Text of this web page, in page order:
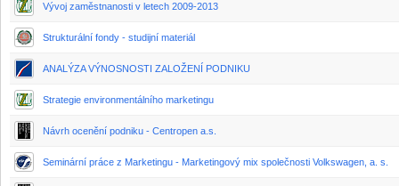
Vývoj zaměstnanosti v letech 2009-2013
Strukturální fondy - studijní materiál
ANALÝZA VÝNOSNOSTI ZALOŽENÍ PODNIKU
Strategie environmentálního marketingu
Návrh ocenění podniku - Centropen a.s.
Seminární práce z Marketingu - Marketingový mix společnosti Volkswagen, a. s.